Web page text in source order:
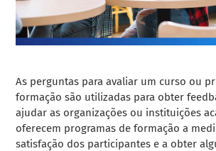
As perguntas para avaliar um curso ou
formação são utilizadas para obter
ajudar as organizações ou instituições
oferecem programas de formação a
satisfação dos participantes e a obter